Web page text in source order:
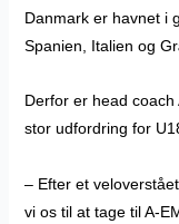
Danmark er havnet i
Spanien, Italien og
Derfor er head
stor udfordring for
– Efter et
vi os til at tage til A-